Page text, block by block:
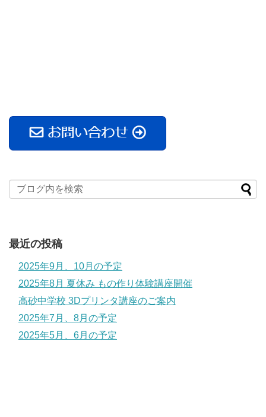
最近の投稿
2025年9月、10月の予定
2025年8月 夏休み もの作り体験講座開催
高砂中学校 3Dプリンタ講座のご案内
2025年7月、8月の予定
2025年5月、6月の予定